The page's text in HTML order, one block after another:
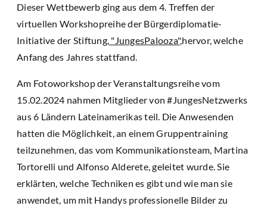
Dieser Wettbewerb ging aus dem 4. Treffen der
virtuellen Workshopreihe der Bürgerdiplomatie-
Initiative der Stiftung, "JungesPalooza",hervor, welche
Anfang des Jahres stattfand.
Am Fotoworkshop der Veranstaltungsreihe vom
15.02.2024 nahmen Mitglieder von #JungesNetzwerks
aus 6 Ländern Lateinamerikas teil. Die Anwesenden
hatten die Möglichkeit, an einem Gruppentraining
teilzunehmen, das vom Kommunikationsteam, Martina
Tortorelli und Alfonso Alderete, geleitet wurde. Sie
erklärten, welche Techniken es gibt und wie man sie
anwendet, um mit Handys professionelle Bilder zu